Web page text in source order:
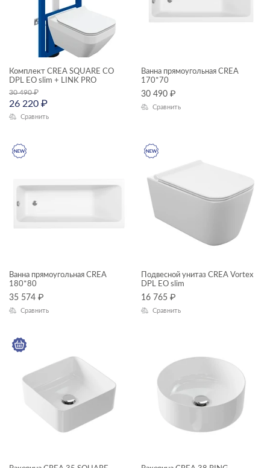
Ширина, см
ЦВЕТ
КОЛЛЕКЦИЯ
Комплект CREA SQUARE CO
DPL EO slim + LINK PRO
30 490₽
26 220 ₽
Сравнить
Ванна прямоугольная CREA
170*70
30 490 ₽
Сравнить
Ванна прямоугольная CREA
180*80
35 574 ₽
Сравнить
Подвесной унитаз CREA Vortex
DPL EO slim
16 765 ₽
Сравнить